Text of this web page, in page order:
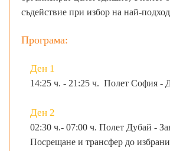
съдействие при избор на най-
Програма:
Ден 1
14:25 ч. - 21:25 ч. Полет София -
Ден 2
02:30 ч.- 07:00 ч. Полет Дубай -
Посрещане и трансфер до